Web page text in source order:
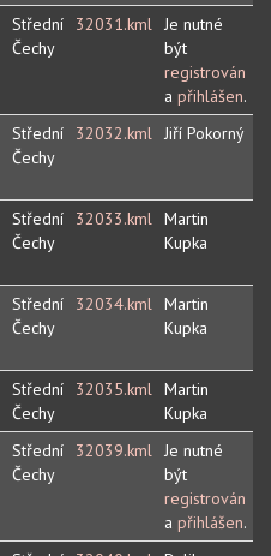
Střední
Čechy
32031.kml Je nutné
být
registrován
a přihlášen.
Střední
Čechy
32032.kml Jiří Pokorný
Střední
Čechy
32033.kml Martin
Kupka
Střední
Čechy
32034.kml Martin
Kupka
Střední
Čechy
32035.kml Martin
Kupka
Střední
Čechy
32039.kml Je nutné
být
registrován
a přihlášen.